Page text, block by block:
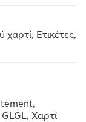
Ετικέτες,
Χαρτί